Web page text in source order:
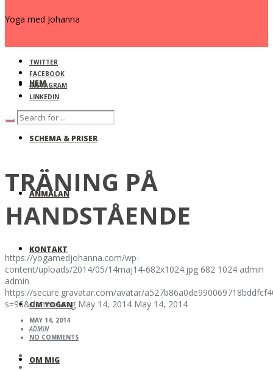
Yoga med Johanna
HEM
SCHEMA & PRISER
ANMÄLAN
KONTAKT
OM YOGAN
OM MIG
TWITTER
FACEBOOK
INSTAGRAM
LINKEDIN
TRÄNING PÅ
HANDSTÅENDE
https://yogamedjohanna.com/wp-
content/uploads/2014/05/14maj14-682x1024.jpg 682 1024 admin
admin
https://secure.gravatar.com/avatar/
s=96&d=mm&r=g May 14, 2014 May 14, 2014
MAY 14, 2014
ADMIN
NO COMMENTS